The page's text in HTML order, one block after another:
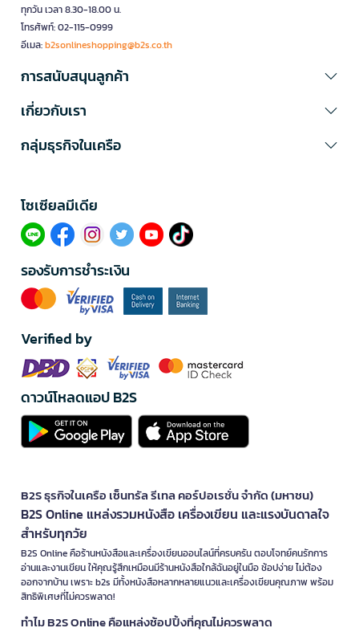
ทุกวัน เวลา 8.30-18.00 น.
โทรศัพท์: 02-115-0999
อีเมล:b2sonlineshopping@b2s.co.th
การสนับสนุนลูกค้า
เกี่ยวกับเรา
กลุ่มธุรกิจในเครือ
โซเซียลมีเดีย​
รองรับการชำระเงิน
Verified by
ดาวน์โหลดแอป B2S
B2S ธุรกิจในเครือ เซ็นทรัล รีเทล คอร์ปอเรชั่น จำกัด (มหาชน)
B2S Online แหล่งรวมหนังสือ เครื่องเขียน และแรงบันดาลใจ
สำหรับทุกวัย
B2S Online คือร้านหนังสือและเครื่องเขียนออนไลน์ที่ครบครัน ตอบโจทย์คนรักการ
อ่านและงานเขียน ให้คุณรู้สึกเหมือนมีร้านหนังสือใกล้ฉันอยู่ในมือ ช้อปง่าย ไม่ต้อง
ออกจากบ้าน เพราะ b2s มีทั้งหนังสือหลากหลายแนวและเครื่องเขียนคุณภาพ พร้อม
สิทธิพิเศษที่ไม่ควรพลาด!
ทำไม B2S Online คือแหล่งช้อปปิ้งที่คุณไม่ควรพลาด